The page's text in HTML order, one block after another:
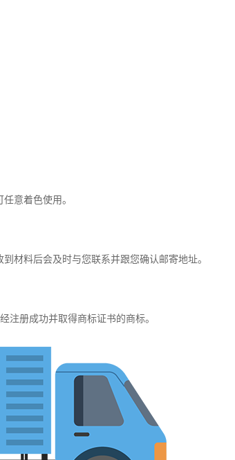
意着色使用。
材料后会及时与您联系并跟您确认邮寄地址。
注册成功并取得商标证书的商标。